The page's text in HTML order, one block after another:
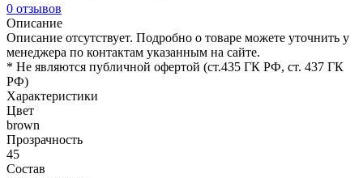
0 отзывов
Описание
Описание отсутствует. Подробно о товаре можете уточнить у
менеджера по контактам указанным на сайте.
* Не являются публичной офертой (ст.435 ГК РФ, cт. 437 ГК
РФ)
Характеристики
Цвет
brown
Прозрачность
45
Состав